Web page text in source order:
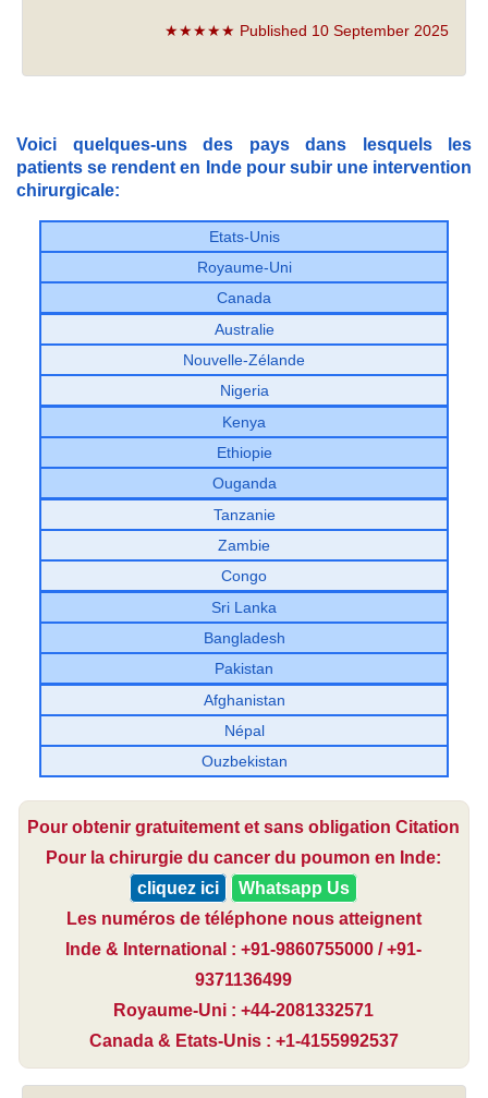
★★★★★ Published 10 September 2025
Voici quelques-uns des pays dans lesquels les
patients se rendent en Inde pour subir une intervention
chirurgicale:
Etats-Unis
Royaume-Uni
Canada
Australie
Nouvelle-Zélande
Nigeria
Kenya
Ethiopie
Ouganda
Tanzanie
Zambie
Congo
Sri Lanka
Bangladesh
Pakistan
Afghanistan
Népal
Ouzbekistan
Pour obtenir gratuitement et sans obligation Citation
Pour la chirurgie du cancer du poumon en Inde:
cliquez ici
Whatsapp Us
Les numéros de téléphone nous atteignent
Inde & International : +91-9860755000 / +91-
9371136499
Royaume-Uni : +44-2081332571
Canada & Etats-Unis : +1-4155992537